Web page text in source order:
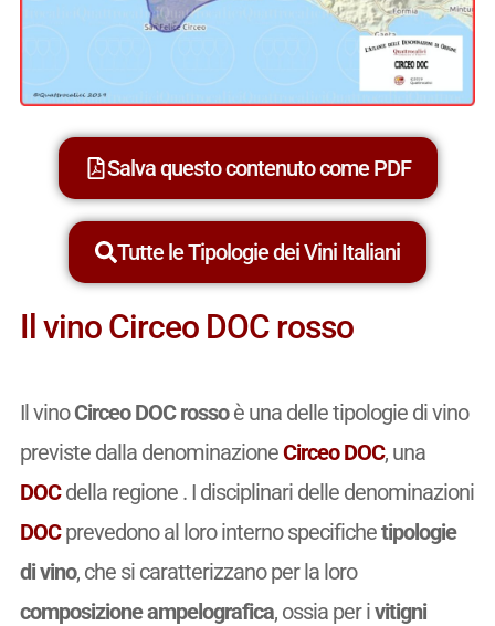
Salva questo contenuto come PDF
Tutte le Tipologie dei Vini Italiani
Il vino Circeo DOC rosso
Il vinoCirceo DOC rossoè una delle tipologie di vino
previste dalla denominazioneCirceo DOC, una
DOCdella regione . I disciplinari delle denominazioni
DOCprevedono al loro interno specifichetipologie
di vino, che si caratterizzano per la loro
composizione ampelografica, ossia per ivitigni